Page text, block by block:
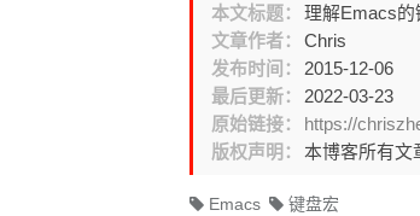
本文标题：
理解Emacs的
文章作者：
Chris
发布时间：
2015-12-06
最后更新：
2022-03-23
原始链接：
https://
版权声明：
本博客所有
Emacs 键盘宏